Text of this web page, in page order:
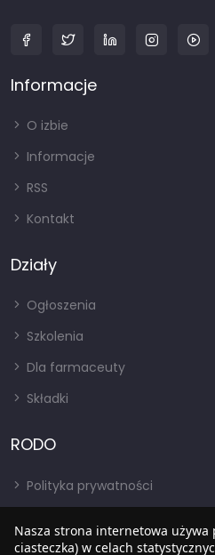
Informacje
O izbie
Informacje
RSS
Kontakt
Działy
Ogłoszenia
Szkolenia
Dla farmaceuty
Składki
RODO
Polityka prywatności
RODO
Nasza strona internetowa używa
ciasteczka) w celach